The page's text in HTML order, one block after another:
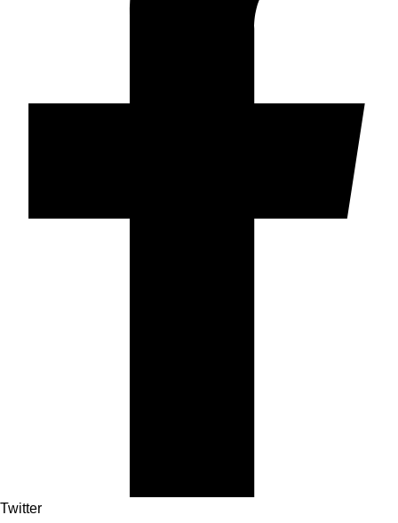
Twitter